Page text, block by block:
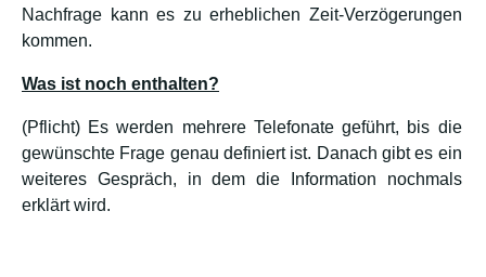
Nachfrage kann es zu erheblichen Zeit-Verzögerungen
kommen.
Was ist noch enthalten?
(Pflicht) Es werden mehrere Telefonate geführt, bis die
gewünschte Frage genau definiert ist. Danach gibt es ein
weiteres Gespräch, in dem die Information nochmals
erklärt wird.